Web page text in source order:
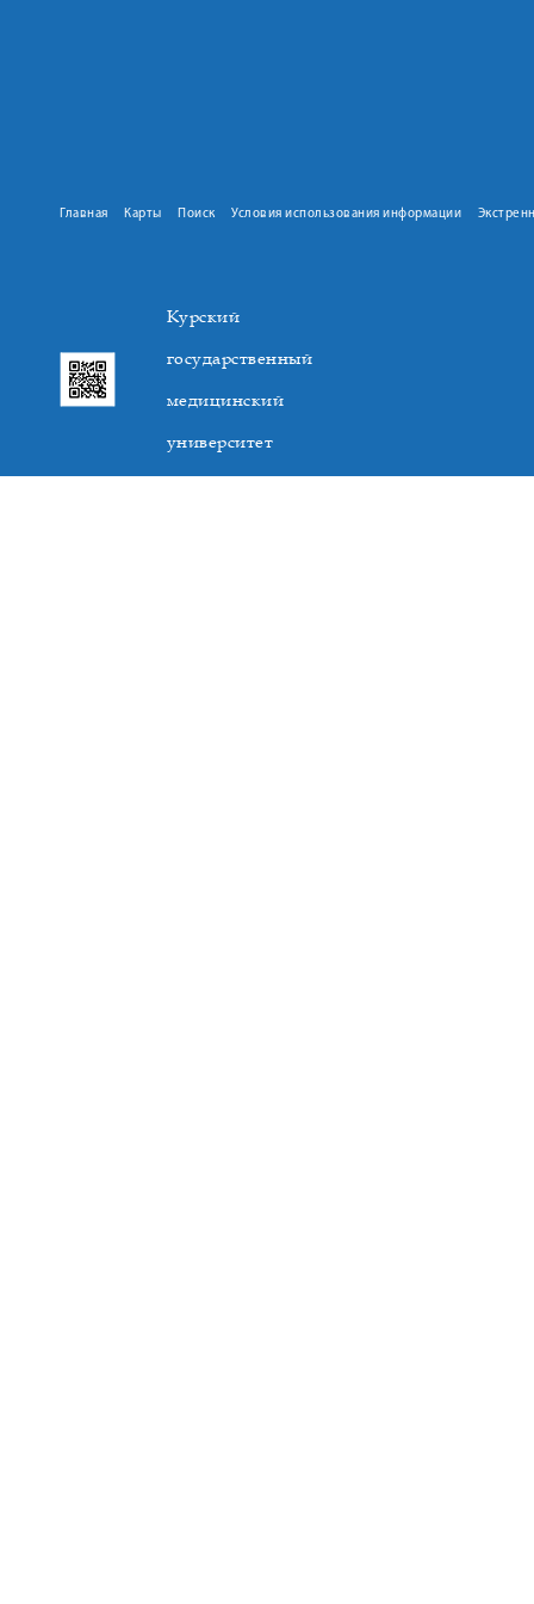
Главная Карты Поиск Условия использования информации
Курский
государственный
медицинский
университет